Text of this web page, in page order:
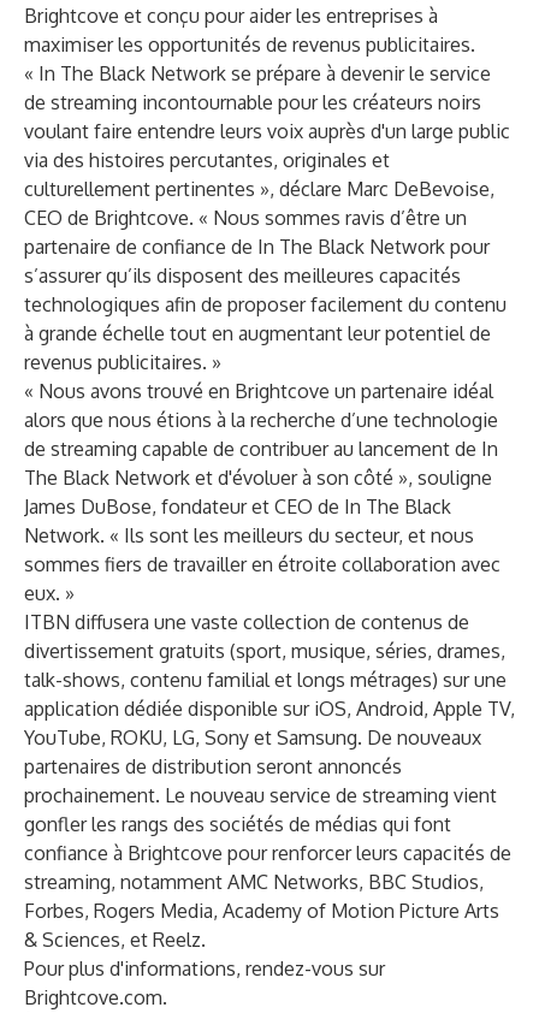
Brightcove et conçu pour aider les entreprises à
maximiser les opportunités de revenus publicitaires.
« In The Black Network se prépare à devenir le service
de streaming incontournable pour les créateurs noirs
voulant faire entendre leurs voix auprès d'un large public
via des histoires percutantes, originales et
culturellement pertinentes », déclare Marc DeBevoise,
CEO de Brightcove. « Nous sommes ravis d’être un
partenaire de confiance de In The Black Network pour
s’assurer qu’ils disposent des meilleures capacités
technologiques afin de proposer facilement du contenu
à grande échelle tout en augmentant leur potentiel de
revenus publicitaires. »
« Nous avons trouvé en Brightcove un partenaire idéal
alors que nous étions à la recherche d’une technologie
de streaming capable de contribuer au lancement de In
The Black Network et d'évoluer à son côté », souligne
James DuBose, fondateur et CEO de In The Black
Network. « Ils sont les meilleurs du secteur, et nous
sommes fiers de travailler en étroite collaboration avec
eux. »
ITBN diffusera une vaste collection de contenus de
divertissement gratuits (sport, musique, séries, drames,
talk-shows, contenu familial et longs métrages) sur une
application dédiée disponible sur iOS, Android, Apple TV,
YouTube, ROKU, LG, Sony et Samsung. De nouveaux
partenaires de distribution seront annoncés
prochainement. Le nouveau service de streaming vient
gonfler les rangs des sociétés de médias qui font
confiance à Brightcove pour renforcer leurs capacités de
streaming, notamment AMC Networks, BBC Studios,
Forbes, Rogers Media, Academy of Motion Picture Arts
& Sciences, et Reelz.
Pour plus d'informations, rendez-vous sur
Brightcove.com.